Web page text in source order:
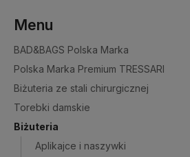
Menu
BAD&BAGS Polska Marka
Polska Marka Premium TRESSARI
Biżuteria ze stali chirurgicznej
Torebki damskie
Biżuteria
Aplikajce i naszywki